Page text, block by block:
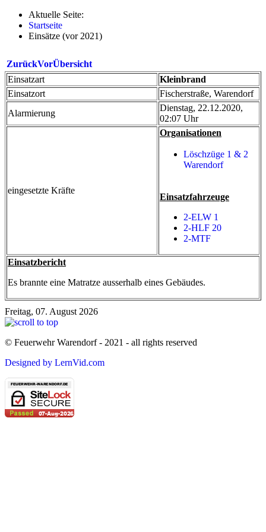
Aktuelle Seite:
Startseite
Einsätze (vor 2021)
ZurückVorÜbersicht
Einsatzart
Kleinbrand
Einsatzort
Fischerstraße, Warendorf
Alarmierung
Dienstag, 22.12.2020,
02:07 Uhr
eingesetzte Kräfte
Organisationen
Löschzüge 1 & 2
Warendorf
Einsatzfahrzeuge
2-ELW 1
2-HLF 20
2-MTF
Einsatzbericht
Es brannte eine Matratze ausserhalb eines Gebäudes.
Freitag, 07. August 2026
© Feuerwehr Warendorf - 2021 - all rights reserved
Designed by LernVid.com